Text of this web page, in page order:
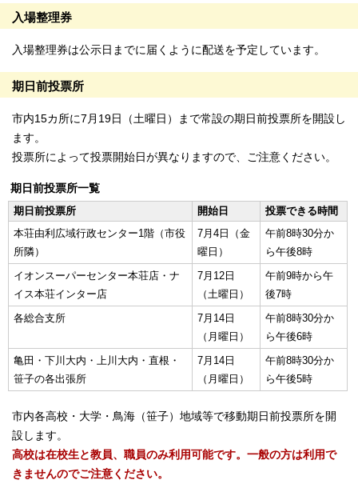
入場整理券
入場整理券は公示日までに届くように配送を予定しています。
期日前投票所
市内15カ所に7月19日（土曜日）まで常設の期日前投票所を開設し
ます。
投票所によって投票開始日が異なりますので、ご注意ください。
期日前投票所一覧
期日前投票所
開始日
投票できる時間
本荘由利広域行政センター1階（市役
所隣）
7月4日（金
曜日）
午前8時30分か
ら午後8時
イオンスーパーセンター本荘店・ナ
イス本荘インター店
7月12日
（土曜日）
午前9時から午
後7時
各総合支所
7月14日
（月曜日）
午前8時30分か
ら午後6時
亀田・下川大内・上川大内・直根・
笹子の各出張所
7月14日
（月曜日）
午前8時30分か
ら午後5時
市内各高校・大学・鳥海（笹子）地域等で移動期日前投票所を開
設します。
高校は在校生と教員、職員のみ利用可能です。一般の方は利用で
きませんのでご注意ください。